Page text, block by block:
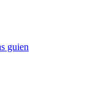
guien